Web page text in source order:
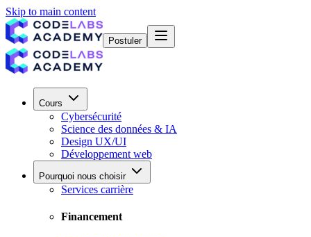
Skip to main content
Postuler
Cours
Cybersécurité
Science des données & IA
Design UX/UI
Développement web
Pourquoi nous choisir
Services carrière
Financement